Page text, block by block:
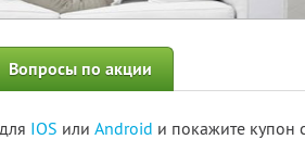
Вопросы по акции
IOS или Android и покажите купон